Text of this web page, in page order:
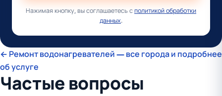
Нажимая кнопку, вы соглашаетесь сполитикой обработки
данных.
← Ремонт водонагревателей — все города и подробнее
об услуге
Частые вопросы